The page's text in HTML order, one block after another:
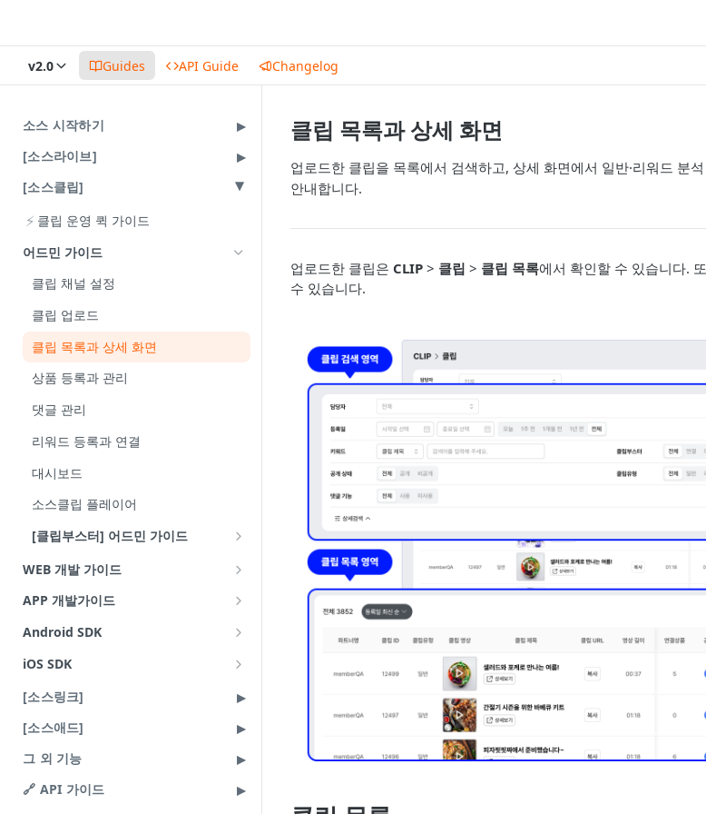
v2.0 Guides API Guide Changelog
소스 시작하기
[소스라이브]
[소스클립]
⚡ 클립 운영 퀵 가이드
어드민 가이드
클립 채널 설정
클립 업로드
클립 목록과 상세 화면
상품 등록과 관리
댓글 관리
리워드 등록과 연결
대시보드
소스클립 플레이어
[클립부스터] 어드민 가이드
클립부스터 목록
클립부스터 상태와 상세 화면
WEB 개발 가이드
소스클립 플레이어
소스클립 플레이어 브릿지 가이드
소스클립 플레이어 라이브러리
소스클립 전시
소스클립 전시 브릿지 가이드
에러 가이드
payload
APP 개발가이드
Android 웹뷰 연동
iOS 웹뷰 연동
Android SDK
업데이트 히스토리
하이브리드 연동
iOS SDK
업데이트 히스토리
하이브리드 연동
[소스링크]
[소스애드]
그 외 기능
🔗 API 가이드
클립 목록과 상세 화면
업로드한 클립을 목록에서 검색하고, 상세 화면에서 일반·리워드 분
안내합니다.
업로드한 클립은 CLIP > 클립 > 클립 목록에서 확인할 수 있습니다.
수 있습니다.